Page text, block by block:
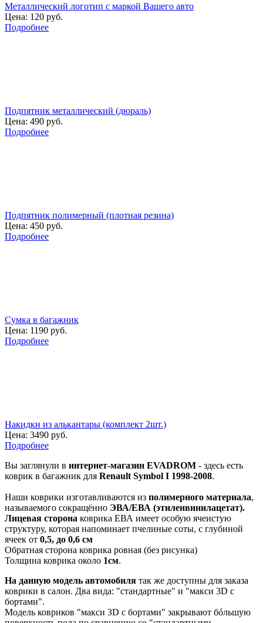
Металлический логотип с маркой Вашего авто
Цена: 120 руб.
Подробнее
Подпятник металлический (дюраль)
Цена: 490 руб.
Подробнее
Подпятник полимерный (плотная резина)
Цена: 450 руб.
Подробнее
Сумка в багажник
Цена: 1190 руб.
Подробнее
Накидки из алькантары (комплект 2шт.)
Цена: 3490 руб.
Подробнее
Вы заглянули в интернет-магазин EVADROM - здесь есть
коврик в багажник для Renault Symbol I 1998-2008.
Наши коврики изготавливаются из полимерного материала,
называемого сокращённо ЭВА/ЕВА (этиленвинилацетат).
Лицевая сторона коврика ЕВА имеет особую ячеистую
структуру, которая напоминает пчелиные соты, с глубиной
ячеек от 0,5, до 0,6 см
Обратная сторона коврика ровная (без рисунка)
Толщина коврика около 1см.
На данную модель автомобиля так же доступны для заказа
коврики в салон. Два вида: "стандартные" и "макси 3D с
бортами".
Модель ковриков "макси 3D с бортами" закрывают бóльшую